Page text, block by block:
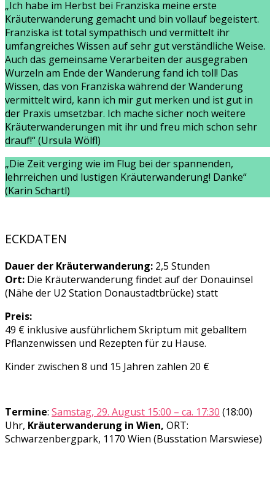
„Ich habe im Herbst bei Franziska meine erste
Kräuterwanderung gemacht und bin vollauf begeistert.
Franziska ist total sympathisch und vermittelt ihr
umfangreiches Wissen auf sehr gut verständliche Weise.
Auch das gemeinsame Verarbeiten der ausgegraben
Wurzeln am Ende der Wanderung fand ich toll! Das
Wissen, das von Franziska während der Wanderung
vermittelt wird, kann ich mir gut merken und ist gut in
der Praxis umsetzbar. Ich mache sicher noch weitere
Kräuterwanderungen mit ihr und freu mich schon sehr
drauf!“ (Ursula Wölfl)
„Die Zeit verging wie im Flug bei der spannenden,
lehrreichen und lustigen Kräuterwanderung! Danke“
(Karin Schartl)
ECKDATEN
Dauer der Kräuterwanderung: 2,5 Stunden
Ort: Die Kräuterwanderung findet auf der Donauinsel
(Nähe der U2 Station Donaustadtbrücke) statt
Preis:
49 € inklusive ausführlichem Skriptum mit geballtem
Pflanzenwissen und Rezepten für zu Hause.
Kinder zwischen 8 und 15 Jahren zahlen 20 €
Termine: Samstag, 29. August 15:00 – ca. 17:30 (18:00)
Uhr, Kräuterwanderung in Wien, ORT:
Schwarzenbergpark, 1170 Wien (Busstation Marswiese)